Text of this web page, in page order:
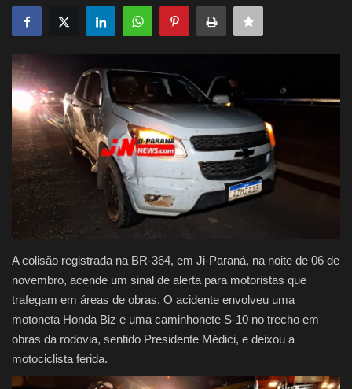
Polícia
Política
Justiça
Brasil
Educação
Galeria
A colisão registrada na BR-364, em Ji-Paraná, na noite de 06 de
novembro, acende um sinal de alerta para motoristas que
trafegam em áreas de obras. O acidente envolveu uma
motoneta Honda Biz e uma caminhonete S-10 no trecho em
obras da rodovia, sentido Presidente Médici, e deixou a
motociclista ferida.